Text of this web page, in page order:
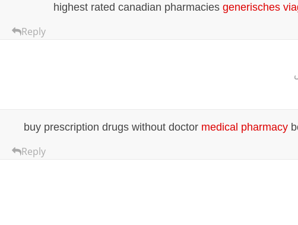
highest rated canadian pharmacies generisches
Reply
buy prescription drugs without doctor medical pharmacy
Reply